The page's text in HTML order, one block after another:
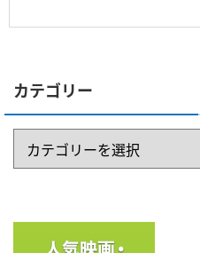
カテゴリー